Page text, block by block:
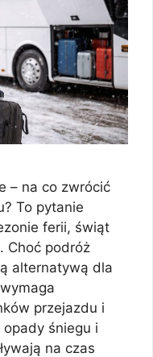
– na co zwrócić
To pytanie
ferii, świąt
Choć podróż
alternatywą dla
przejazdu i
opady śniegu i
na czas